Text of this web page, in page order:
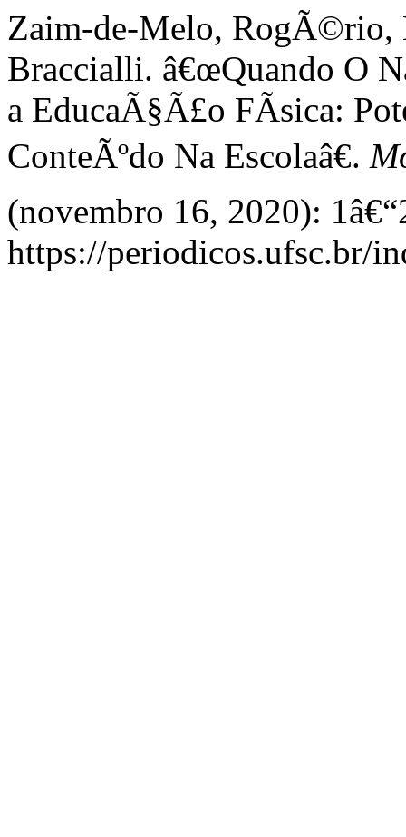
Zaim-de-Melo, RogÃ©rio,
Braccialli. â€œQuando O
a EducaÃ§Ã£o FÃ­sica:
ConteÃºdo Na Escolaâ€.
(novembro 16, 2020):
https://periodicos.ufsc.br/